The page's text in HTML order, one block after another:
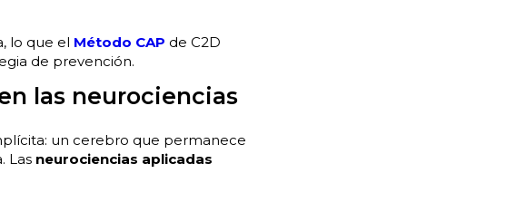
lo que el Método CAP de C2D
de prevención.
las neurociencias
un cerebro que permanece
Las neurociencias aplicadas